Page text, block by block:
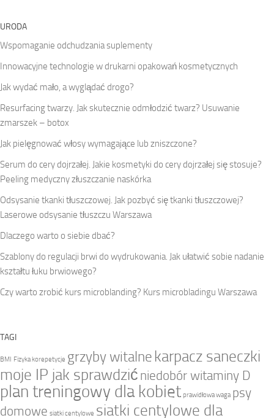
URODA
Wspomaganie odchudzania suplementy
Innowacyjne technologie w drukarni opakowań kosmetycznych
Jak wydać mało, a wyglądać drogo?
Resurfacing twarzy. Jak skutecznie odmłodzić twarz? Usuwanie
zmarszek – botox
Jak pielęgnować włosy wymagające lub zniszczone?
Serum do cery dojrzałej. Jakie kosmetyki do cery dojrzałej się stosuje?
Peeling medyczny złuszczanie naskórka
Odsysanie tkanki tłuszczowej. Jak pozbyć się tkanki tłuszczowej?
Laserowe odsysanie tłuszczu Warszawa
Dlaczego warto o siebie dbać?
Szablony do regulacji brwi do wydrukowania. Jak ułatwić sobie nadanie
kształtu łuku brwiowego?
Czy warto zrobić kurs microblanding? Kurs microbladingu Warszawa
TAGI
BMI Fizyka korepetycje grzyby witalne karpacz saneczki
moje IP jak sprawdzić niedobór witaminy D
plan treningowy dla kobiet prawidłowa waga psy
domowe siatki centylowe siatki centylowe dla